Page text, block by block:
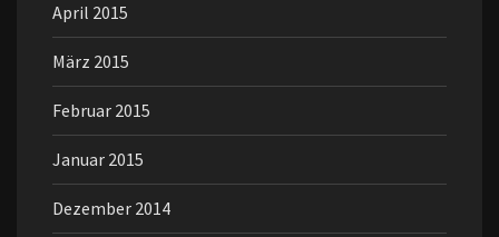
April 2015
März 2015
Februar 2015
Januar 2015
Dezember 2014